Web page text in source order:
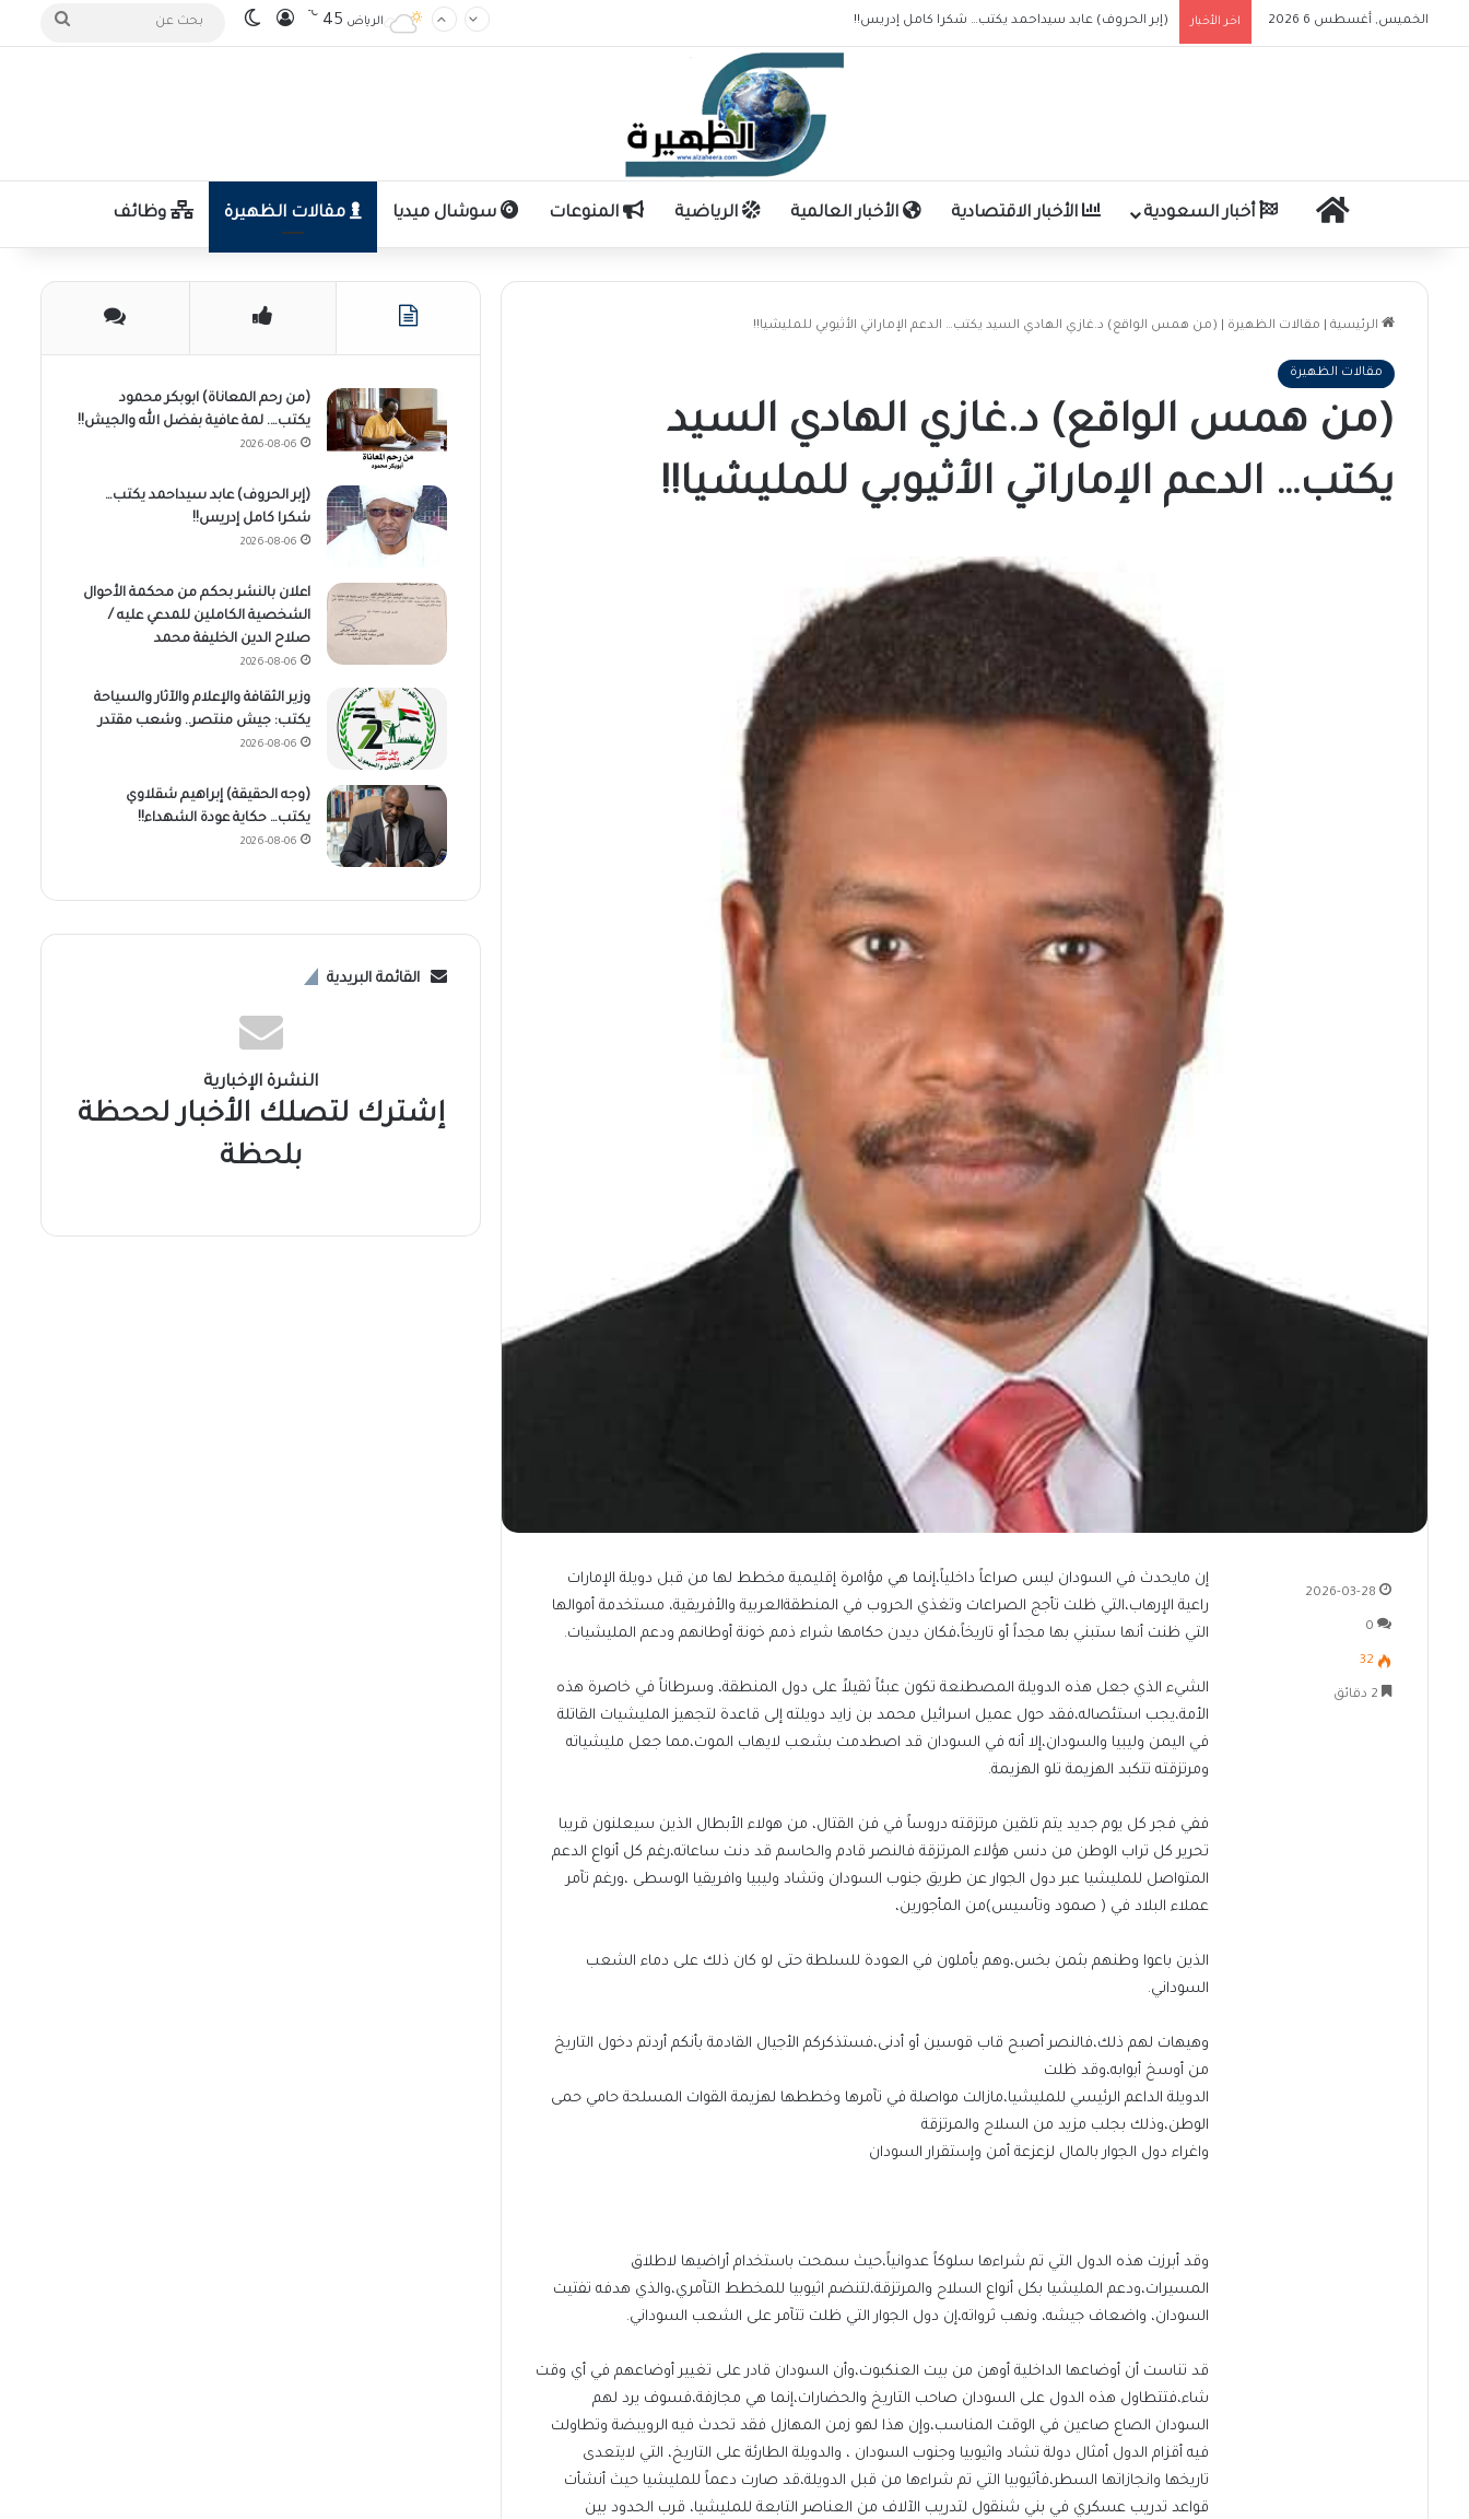
الخميس, أغسطس 6 2026 اخر الأخبار اعلان بالنشر بحكم من محكمة الأحوال الشخصية الكاملين للمدعي عليه / صلاح الدين الخليفة محمد الرياض 45
℃ تسجيل الدخول
الوضع المظلم بحث
الرئيسيةأخبار السعودية الأخبار الاقتصادية الأخبار العالمية الرياضية المنوعات سوشال ميديا مقالات الظهيرة وظائف
الرئيسية مقالات الظهيرة (من همس الواقع) د.غازي الهادي السيد يكتب… الدعم الإماراتي الأثيوبي للمليشيا!!
مقالات الظهيرة
(من همس الواقع) د.غازي الهادي السيد
يكتب… الدعم الإماراتي الأثيوبي للمليشيا!!
إن مايحدث في السودان ليس صراعاً داخلياً،إنما هي مؤامرة إقليمية مخطط لها من قبل دويلة الإمارات
راعية الإرهاب،التي ظلت تأجج الصراعات وتغذي الحروب في المنطقةالعربية والأفريقية، مستخدمة أموالها
التي ظنت أنها ستبني بها مجداً أو تاريخاً،فكان ديدن حكامها شراء ذمم خونة أوطانهم ودعم المليشيات.
الشيء الذي جعل هذه الدويلة المصطنعة تكون عبئاً ثقيلاً على دول المنطقة، وسرطاناً في خاصرة هذه
الأمة،يجب استئصاله،فقد حول عميل اسرائيل محمد بن زايد دويلته إلى قاعدة لتجهيز المليشيات القاتلة
في اليمن وليبيا والسودان،إلا أنه في السودان قد اصطدمت بشعب لايهاب الموت،مما جعل مليشياته
ومرتزقته تتكبد الهزيمة تلو الهزيمة.
ففي فجر كل يوم جديد يتم تلقين مرتزقته دروساً في فن القتال، من هولاء الأبطال الذين سيعلنون قريبا
تحرير كل تراب الوطن من دنس هؤلاء المرتزقة فالنصر قادم والحاسم قد دنت ساعاته،رغم كل أنواع الدعم
المتواصل للمليشيا عبر دول الجوار عن طريق جنوب السودان وتشاد وليبيا وافريقيا الوسطى ،ورغم تآمر
عملاء البلاد في ( صمود وتأسيس)من المأجورين،
الذين باعوا وطنهم بثمن بخس،وهم يأملون في العودة للسلطة حتى لو كان ذلك على دماء الشعب
السوداني.
وهيهات لهم ذلك،فالنصر أصبح قاب قوسين أو أدنى،فستذكركم الأجيال القادمة بأنكم أردتم دخول التاريخ
من أوسخ أبوابه،وقد ظلت
الدويلة الداعم الرئيسي للمليشيا،مازالت مواصلة في تآمرها وخططها لهزيمة القوات المسلحة حامي حمى
الوطن،وذلك بجلب مزيد من السلاح والمرتزقة
واغراء دول الجوار بالمال لزعزعة أمن وإستقرار السودان
وقد أبرزت هذه الدول التي تم شراءها سلوكاً عدوانياً،حيث سمحت باستخدام أراضيها لاطلاق
المسيرات،ودعم المليشيا بكل أنواع السلاح والمرتزقة،لتنضم اثيوبيا للمخطط التآمري،والذي هدفه تفتيت
السودان، واضعاف جيشه، ونهب ثرواته،إن دول الجوار التي ظلت تتآمر على الشعب السوداني.
قد تناست أن أوضاعها الداخلية أوهن من بيت العنكبوت،وأن السودان قادر على تغيير أوضاعهم في أي وقت
شاء،فتتطاول هذه الدول على السودان صاحب التاريخ والحضارات،إنما هي مجازفة،فسوف يرد لهم
السودان الصاع صاعين في الوقت المناسب،وإن هذا لهو زمن المهازل فقد تحدث فيه الرويبضة وتطاولت
فيه أقزام الدول أمثال دولة تشاد واثيوبيا وجنوب السودان ، والدويلة الطارئة على التاريخ، التي لايتعدى
تاريخها وانجازاتها السطر،فأثيوبيا التي تم شراءها من قبل الدويلة،قد صارت دعماً للمليشيا حيث أنشأت
قواعد تدريب عسكري في بني شنقول لتدريب الآلاف من العناصر التابعة للمليشيا، قرب الحدود بين
2026-03-28
0
32
(من رحم المعاناة) ابوبكر محمود
يكتب…. لمة عافية بفضل الله والجيش!!
2026-08-06
(إبر الحروف) عابد سيداحمد يكتب…
شكرا كامل إدريس!!
2026-08-06
اعلان بالنشر بحكم من محكمة الأحوال
الشخصية الكاملين للمدعي عليه /
صلاح الدين الخليفة محمد
2026-08-06
وزير الثقافة والإعلام والآثار والسياحة
يكتب: جيش منتصر.. وشعب مقتدر
2026-08-06
(وجه الحقيقة) إبراهيم شقلاوي
يكتب… حكاية عودة الشهداء!!
2026-08-06
القائمة البريدية
النشرة الإخبارية
إشترك لتصلك الأخبار لححظة
بلحظة